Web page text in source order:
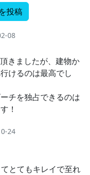
投稿
08
きましたが、建物か
けるのは最高でし
チを独占できるのは
！
24
とてもキレイで至れ